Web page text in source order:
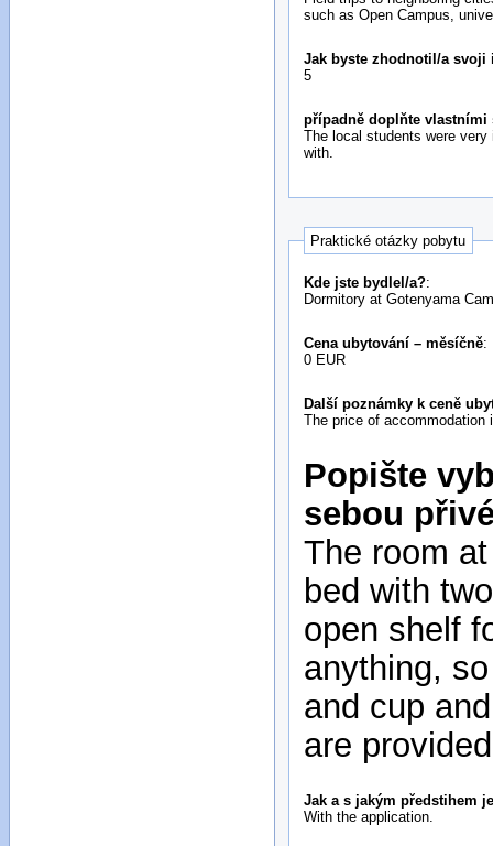
such as Open Campus,
Jak byste zhodnotil/a svoji
5
případně doplňte vlastními
The local students were
with.
Praktické otázky pobytu
Kde jste bydlel/a?:
Dormitory at Gotenyama
Cena ubytování – měsíčně:
0 EUR
Další poznámky k ceně
The price of accommodation
Popište
sebou
The room
bed with
open shelf
anything,
and cup
are
Jak a s jakým předstihem
With the application.